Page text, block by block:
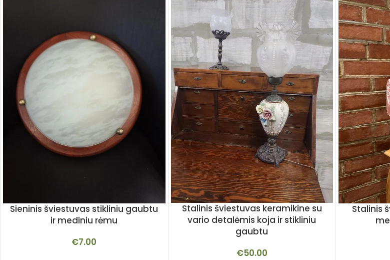
Sieninis šviestuvas stikliniu gaubtu
ir mediniu rėmu
€7.00
Stalinis šviestuvas keramikine su
vario detalėmis koja ir stikliniu
gaubtu
€50.00
Stalinis